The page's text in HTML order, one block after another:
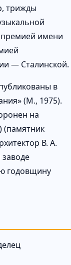
трижды
имени
— Сталинской.
в
(М., 1975).
на
(памятник
В. А.
годовщину